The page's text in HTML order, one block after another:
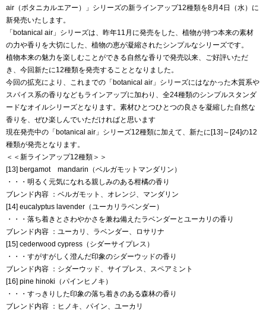
air（ボタニカルエアー）」シリーズの新ラインアップ12種類を8月4日（水）に
新発売いたします。
「botanical air」シリーズは、昨年11月に発売をした、植物が持つ本来の素材
の力や香りを大切にした、植物の恵が凝縮されたシンプルなシリーズです。
植物本来の魅力を楽しむことができる自然な香りで発売以来、ご好評いただ
き、今回新たに12種類を発売することとなりました。
今回の拡充により、これまでの「botanical air」シリーズにはなかった木質系や
スパイス系の香りなどもラインアップに加わり、全24種類のシンプルスタンダ
ードなオイルシリーズとなります。素材ひとつひとつの良さを凝縮した自然な
香りを、ぜひ楽しんでいただければと思います
現在発売中の「botanical air」シリーズ12種類に加えて、新たに[13]～[24]の12
種類が発売となります。
＜＜新ラインアップ12種類＞＞
[13] bergamot mandarin（ベルガモットマンダリン）
・・・明るく元気になれる親しみのある柑橘の香り
ブレンド内容 ：ベルガモット、オレンジ、マンダリン
[14] eucalyptus lavender（ユーカリラベンダー）
・・・落ち着きとさわやかさを兼ね備えたラベンダーとユーカリの香り
ブレンド内容 ：ユーカリ、ラベンダー、ロサリナ
[15] cederwood cypress（シダーサイプレス）
・・・すがすがしく澄んだ印象のシダーウッドの香り
ブレンド内容 ：シダーウッド、サイプレス、スペアミント
[16] pine hinoki（パインヒノキ）
・・・すっきりした印象の落ち着きのある森林の香り
ブレンド内容 ：ヒノキ、パイン、ユーカリ